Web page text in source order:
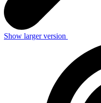
Show larger version